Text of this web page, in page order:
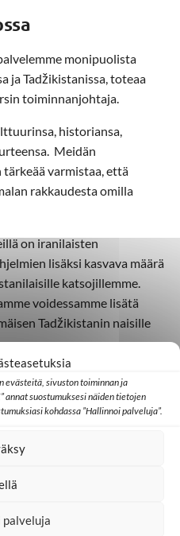
evästeitä, sivuston toiminnan ja
suostumuksesi näiden tietojen
kohdassa ”Hallinnoi palveluja”.
palveluja
monipuolista
ja Tadžikistanissa, toteaa
toiminnanjohtaja.
historiansa,
Meidän
varmistaa, että
rakkaudesta omilla
on iranilaisten
lisäksi kasvava määrä
katsojillemme.
voidessamme lisätä
Tadžikistanin naisille
voivat vaalia identiteettiään
uskossa, kun
tekemisen vuonna
ohjelmia myös farsin- ja